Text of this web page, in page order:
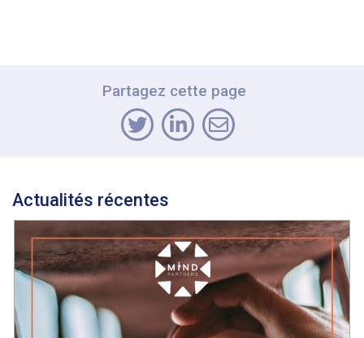
Partagez cette page
Actualités récentes